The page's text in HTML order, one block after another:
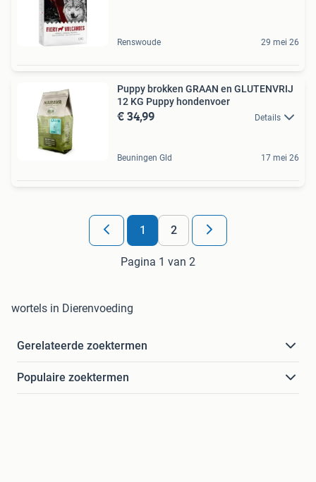
Renswoude 29 mei 26
Puppy brokken GRAAN en GLUTENVRIJ
12 KG Puppy hondenvoer
€ 34,99 Details
Beuningen Gld 17 mei 26
1 2
Pagina 1 van 2
wortels in Dierenvoeding
Gerelateerde zoektermen
Populaire zoektermen